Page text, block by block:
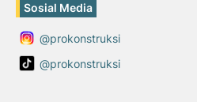
Sosial Media
@prokonstruksi
@prokonstruksi